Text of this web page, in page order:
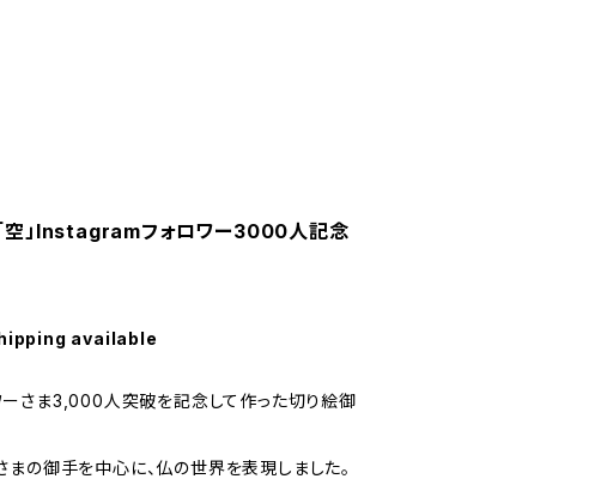
「空」Instagramフォロワー3000人記念
available
さま3,000人突破を記念して作った切り絵御
の御手を中心に、仏の世界を表現しました。